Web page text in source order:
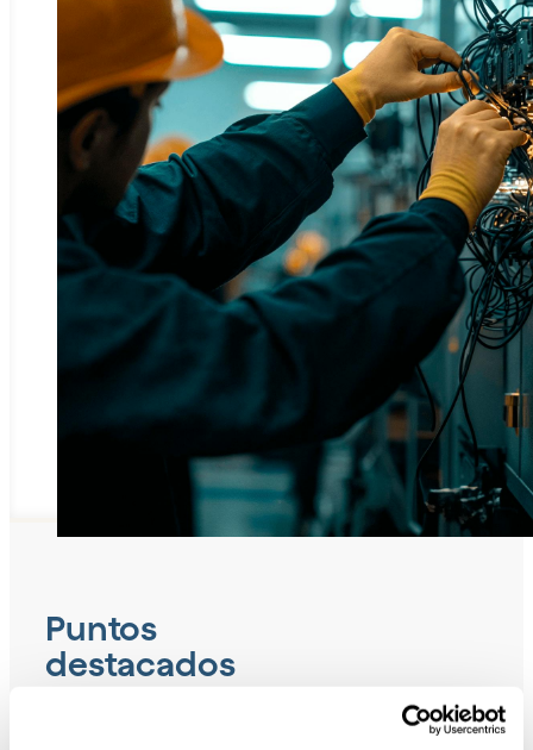
Puntos
destacados